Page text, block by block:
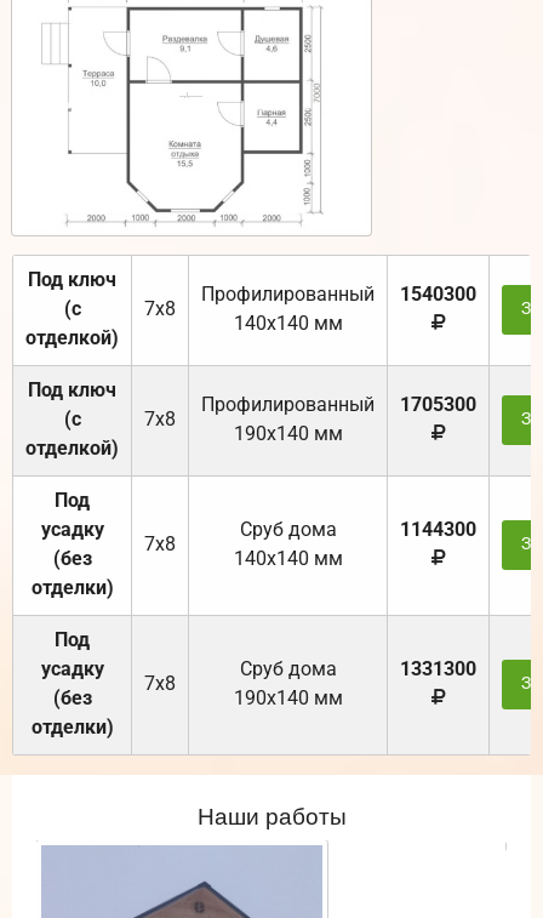
Под ключ
(с
отделкой)
7х8
Профилированный
140х140 мм
1540300
Под ключ
(с
отделкой)
7х8
Профилированный
190х140 мм
1705300
Под
усадку
(без
отделки)
7х8
Cруб дома
140х140 мм
1144300
Под
усадку
(без
отделки)
7х8
Cруб дома
190х140 мм
1331300
Наши работы